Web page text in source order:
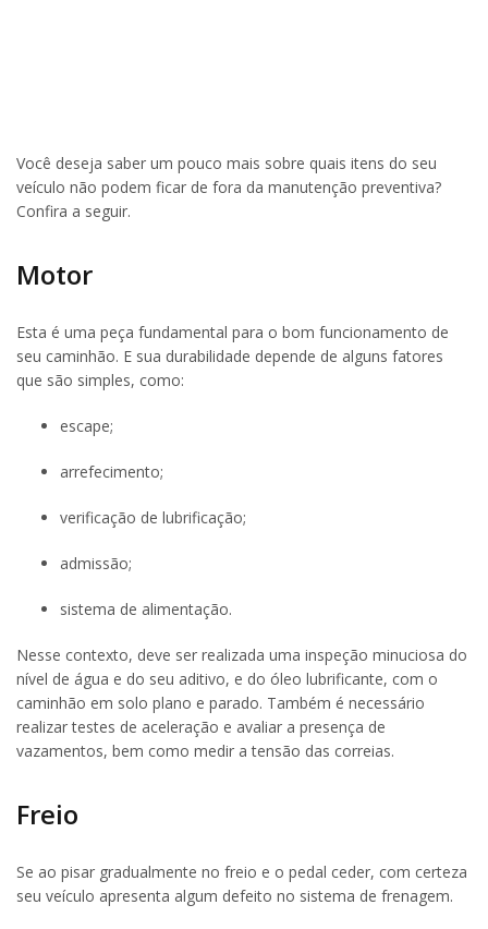
Você deseja saber um pouco mais sobre quais itens do seu
veículo não podem ficar de fora da manutenção preventiva?
Confira a seguir.
Motor
Esta é uma peça fundamental para o bom funcionamento de
seu caminhão. E sua durabilidade depende de alguns fatores
que são simples, como:
escape;
arrefecimento;
verificação de lubrificação;
admissão;
sistema de alimentação.
Nesse contexto, deve ser realizada uma inspeção minuciosa do
nível de água e do seu aditivo, e do óleo lubrificante, com o
caminhão em solo plano e parado. Também é necessário
realizar testes de aceleração e avaliar a presença de
vazamentos, bem como medir a tensão das correias.
Freio
Se ao pisar gradualmente no freio e o pedal ceder, com certeza
seu veículo apresenta algum defeito no sistema de frenagem.